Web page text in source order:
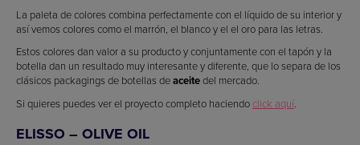
La paleta de colores combina perfectamente con el líquido de su interior y
así vemos colores como el marrón, el blanco y el el oro para las letras.
Estos colores dan valor a su producto y conjuntamente con el tapón y la
botella dan un resultado muy interesante y diferente, que lo separa de los
clásicos packagings de botellas deaceitedel mercado.
Si quieres puedes ver el proyecto completo haciendo click aquí.
ELISSO – OLIVE OIL